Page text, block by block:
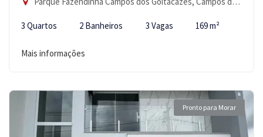
3 Quartos 2 Banheiros 3 Vagas 169 m²
Mais informações
Pronto para Morar